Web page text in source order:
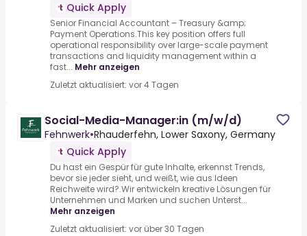
Quick Apply
Senior Financial Accountant – Treasury &amp;
Payment Operations.This key position offers full
operational responsibility over large-scale payment
transactions and liquidity management within a
fast... Mehr anzeigen
Zuletzt aktualisiert: vor 4 Tagen
Social-Media-Manager:in (m/w/d)
Fehnwerk•Rhauderfehn, Lower Saxony, Germany
Quick Apply
Du hast ein Gespür für gute Inhalte, erkennst Trends,
bevor sie jeder sieht, und weißt, wie aus Ideen
Reichweite wird?.Wir entwickeln kreative Lösungen für
Unternehmen und Marken und suchen Unterst...
Mehr anzeigen
Zuletzt aktualisiert: vor über 30 Tagen